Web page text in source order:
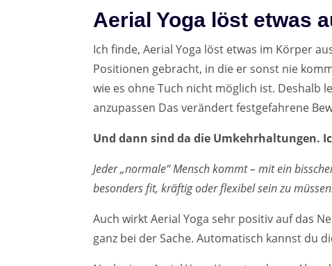
Aerial Yoga löst etwas
Ich finde, Aerial Yoga löst etwas im Körper
Positionen gebracht, in die er sonst nie
wie es ohne Tuch nicht möglich ist. Deshalb
anzupassen Das verändert festgefahrene
Und dann sind da die Umkehrhaltungen.
Jeder „normale“ Mensch kommt – mit ein
besonders fit, kräftig oder flexibel sein zu
Auch wirkt Aerial Yoga sehr positiv auf das
ganz bei der Sache. Automatisch kannst du